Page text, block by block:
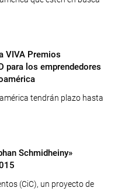
VIVA Premios
para los emprendedores
tendrán plazo hasta
Schmidheiny»
(CiC), un proyecto de